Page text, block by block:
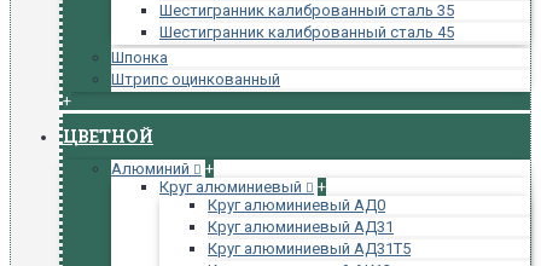
Шестигранник калиброванный сталь 35
Шестигранник калиброванный сталь 45
Шпонка
Штрипс оцинкованный
+
ЦВЕТНОЙ
Алюминий
+
Круг алюминиевый
+
Круг алюминиевый АД0
Круг алюминиевый АД31
Круг алюминиевый АД31Т5